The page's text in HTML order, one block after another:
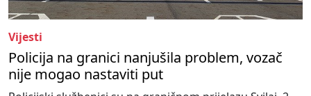
Vijesti
Policija na granici nanjušila problem, vozač
nije mogao nastaviti put